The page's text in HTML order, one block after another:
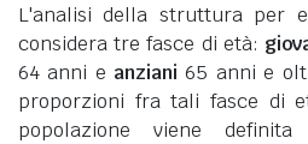
L'analisi della struttura per
considera tre fasce di età:
64 anni e anziani 65 anni e
proporzioni fra tali fasce di
popolazione viene